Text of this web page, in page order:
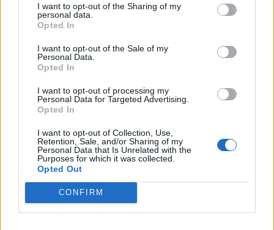
I want to opt-out of the Sharing of my
personal data.
Opted In
I want to opt-out of the Sale of my
Personal Data.
Opted In
I want to opt-out of processing my
Personal Data for Targeted Advertising.
Opted In
I want to opt-out of Collection, Use,
Retention, Sale, and/or Sharing of my
Personal Data that Is Unrelated with the
Purposes for which it was collected.
Opted Out
CONFIRM
Ανδρεάκος: «Δεν με ενδιαφέρει το πολιτικό
κόστος αλλά να υπάρχει νερό σήμερα, αύριο
και στο μέλλον»